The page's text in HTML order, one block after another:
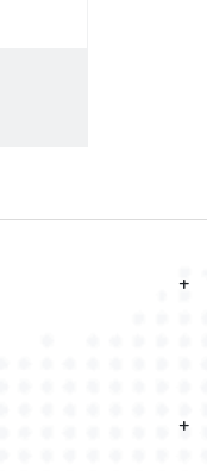
bàn giúp bạn có
không gian ngồi.